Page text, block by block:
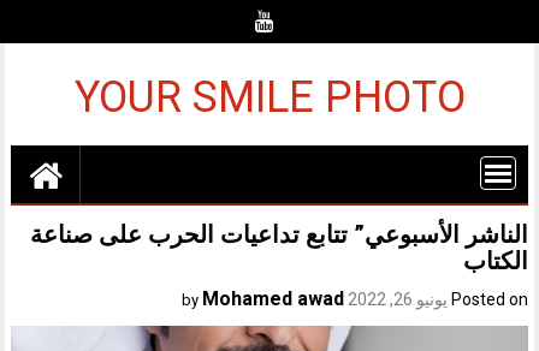
YOUR SMILE PHOTO
الناشر الأسبوعي” تتابع تداعيات الحرب على صناعة
الكتاب
Posted on يونيو 26, 2022 Mohamed awad